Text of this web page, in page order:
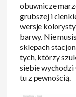
obuwnicze
grubszej i
wersje
barwy. Nie
sklepach
tych, którzy
siebie wychodzi
tu z pewnością.